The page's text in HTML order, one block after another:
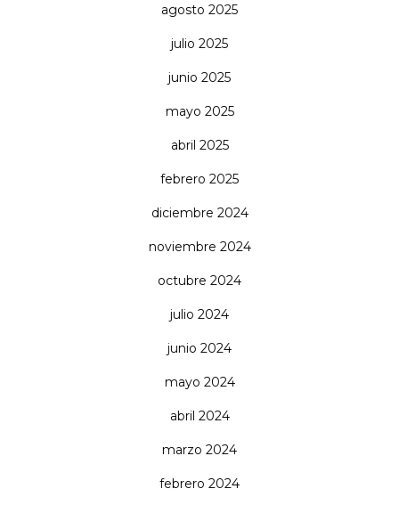
agosto 2025
julio 2025
junio 2025
mayo 2025
abril 2025
febrero 2025
diciembre 2024
noviembre 2024
octubre 2024
julio 2024
junio 2024
mayo 2024
abril 2024
marzo 2024
febrero 2024